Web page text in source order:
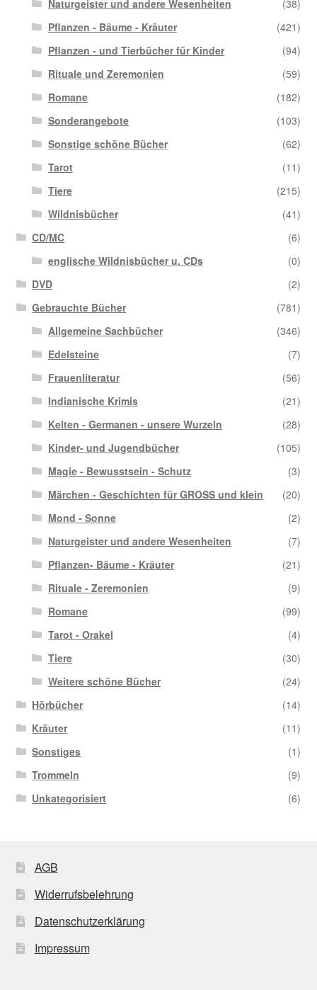
Naturgeister und andere Wesenheiten
(38)
Pflanzen - Bäume - Kräuter
(421)
Pflanzen - und Tierbücher für Kinder
(94)
Rituale und Zeremonien
(59)
Romane
(182)
Sonderangebote
(103)
Sonstige schöne Bücher
(62)
Tarot
(11)
Tiere
(215)
Wildnisbücher
(41)
CD/MC
(6)
englische Wildnisbücher u. CDs
(0)
DVD
(2)
Gebrauchte Bücher
(781)
Allgemeine Sachbücher
(346)
Edelsteine
(7)
Frauenliteratur
(56)
Indianische Krimis
(21)
Kelten - Germanen - unsere Wurzeln
(28)
Kinder- und Jugendbücher
(105)
Magie - Bewusstsein - Schutz
(3)
Märchen - Geschichten für GROSS und klein
(20)
Mond - Sonne
(2)
Naturgeister und andere Wesenheiten
(7)
Pflanzen- Bäume - Kräuter
(21)
Rituale - Zeremonien
(9)
Romane
(99)
Tarot - Orakel
(4)
Tiere
(30)
Weitere schöne Bücher
(24)
Hörbücher
(14)
Kräuter
(11)
Sonstiges
(1)
Trommeln
(9)
Unkategorisiert
(6)
AGB
Widerrufsbelehrung
Datenschutzerklärung
Impressum